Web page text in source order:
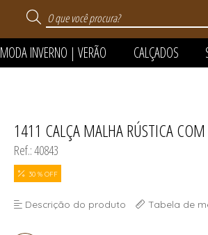
TODOS DE MODA
TODOS DE
TODOS DE
MODA INVERNO | VERÃO
TODOS DE MODA
CALÇADOS
TODOS DE
TODOS DE
TODOS DE
1411 CALÇA MALHA RÚSTICA
Ref.: 40843
30 % OFF
Descrição do produto Tabela de